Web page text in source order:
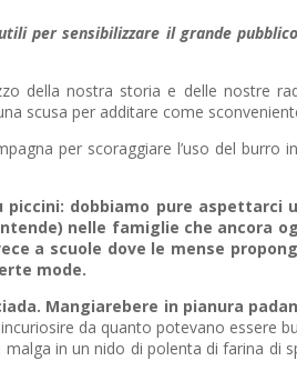
per sensibilizzare il grande
della nostra storia e delle nostre
scusa per additare come
per scoraggiare l’uso del
piccini: dobbiamo pure
nelle famiglie che ancora
a scuole dove le mense
mode.
Mangiarebere in pianura
da quanto potevano essere
in un nido di polenta di farina di